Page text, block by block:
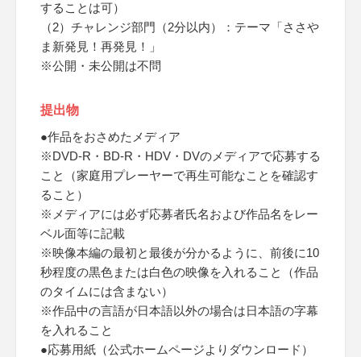
することは可）
（2）チャレンジ部門（2分以内）：テーマ「ささや
ま新発見！再発見！」
※公開・未公開は不問
提出物
●作品をおさめたメディア
※DVD-R・BD-R・HDV・DVのメディアで応募する
こと（家庭用プレーヤーで再生可能なことを確認す
ること）
※メディアには必ず応募者氏名および作品名をレー
ベル面等に記載
※映像本編の最初と最後が分かるように、前後に10
秒程度の黒色または白色の映像を入れること（作品
のタイムには含まない）
※作品中の言語が日本語以外の場合は日本語の字幕
を入れること
●応募用紙（公式ホームページよりダウンロード）